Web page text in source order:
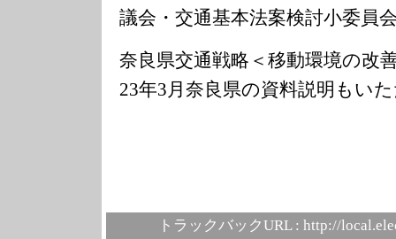
議会・交通基本法案検討小委員
奈良県交通戦略＜移動環境の改
23年3月奈良県の資料説明もい
トラックバックURL : http://